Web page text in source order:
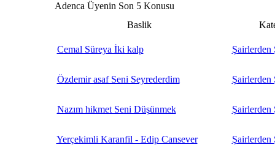
Adenca Üyenin Son 5 Konusu
Baslik
Cemal Süreya İki kalp Şairlerden
Özdemir asaf Seni Seyrederdim Şairlerden
Nazım hikmet Seni Düşünmek Şairlerden
Yerçekimli Karanfil - Edip Cansever Şairlerden